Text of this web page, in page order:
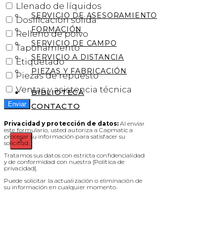
SERVICIO DE ASESORAMIENTO
FORMACIÓN
SERVICIO DE CAMPO
SERVICIO A DISTANCIA
PIEZAS Y FABRICACIÓN
BIBLIOTECA
CONTACTO
X
Llenado de líquidos
Dosificación sólida
Relleno de polvo
Taponamiento
Etiquetado
Piezas de repuesto
Ventas y asistencia técnica
Enviar
Privacidad y protección de datos: Al enviar
este formulario, usted autoriza a Capmatic a
procesar su información para satisfacer su
solicitud.
Tratamos sus datos con estricta confidencialidad
y de conformidad con nuestra [Política de
privacidad].
Puede solicitar la actualización o eliminación de
su información en cualquier momento.